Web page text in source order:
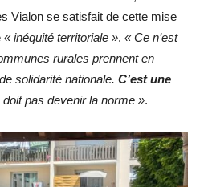
Vialon se satisfait de cette mise
« inéquité territoriale ». « Ce n’est
rurales prennent en
solidarité nationale. C’est une
doit pas devenir la norme ».